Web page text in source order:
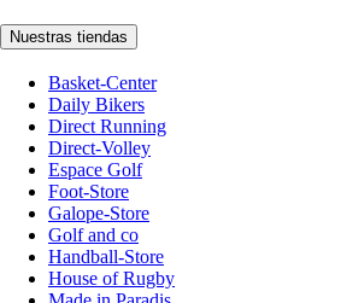
Nuestras tiendas
Basket-Center
Daily Bikers
Direct Running
Direct-Volley
Espace Golf
Foot-Store
Galope-Store
Golf and co
Handball-Store
House of Rugby